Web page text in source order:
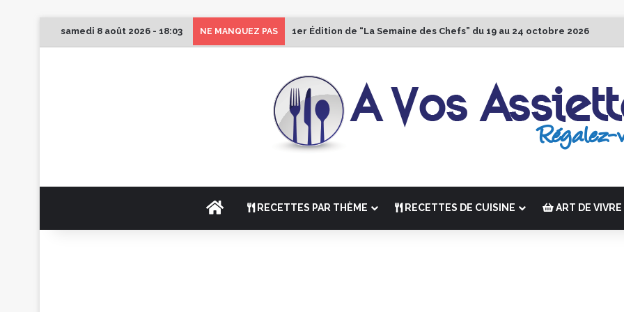
samedi 8 août 2026 - 18:03 NE MANQUEZ PAS 1er Édition de “La Semaine des Chefs” du 19 au 24 octobre 2026
ACCUEILRECETTES PAR THÈME RECETTES DE CUISINE ART DE VIVRE